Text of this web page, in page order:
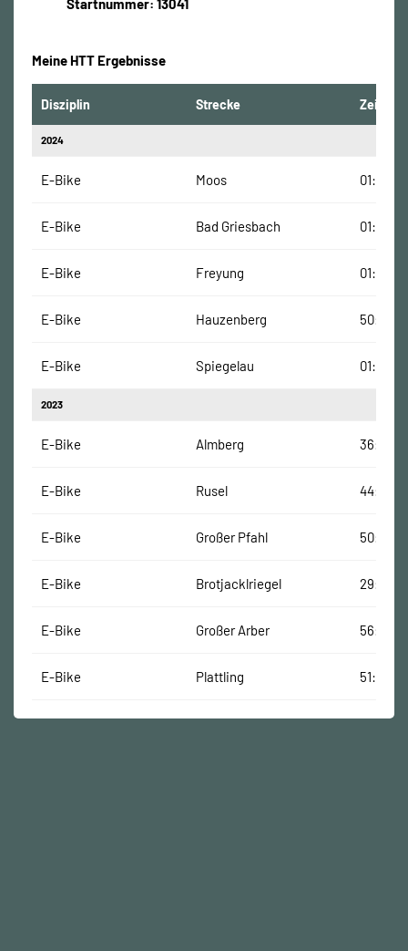
Startnummer: 13041
Meine HTT Ergebnisse
Disziplin Strecke Zeit
2024
E-Bike Moos
E-Bike Bad Griesbach
E-Bike Freyung
E-Bike Hauzenberg 50:47
E-Bike Spiegelau
2023
E-Bike Almberg 36:30
E-Bike Rusel 44:29
E-Bike Großer Pfahl 50:14
E-Bike Brotjacklriegel 29:02
E-Bike Großer Arber 56:25
E-Bike Plattling 51:09